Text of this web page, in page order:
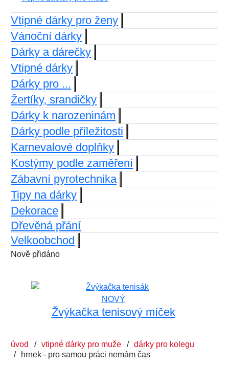
Vtipné dárky pro ženy
Vánoční dárky
Dárky a dárečky
Vtipné dárky
Dárky pro ...
Žertíky, srandičky
Dárky k narozeninám
Dárky podle příležitosti
Karnevalové doplňky
Kostýmy podle zaměření
Zábavní pyrotechnika
Tipy na dárky
Dekorace
Dřevěná přání
Velkoobchod
Nově přidáno
NOVÝ
Žvýkačka tenisový míček
úvod vtipné dárky pro muže
dárky pro kolegu
hrnek - pro samou práci nemám čas